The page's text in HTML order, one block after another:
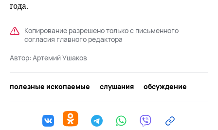
года.
Копирование разрешено только с письменного
согласия главного редактора
Автор: Артемий Ушаков
полезные ископаемые слушания обсуждение